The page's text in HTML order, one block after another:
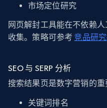
市场定位研究
网页解封工具能在不依赖
收集。策略可参考竞品研
SEO 与 SERP 分析
搜索结果页是数字营销的重
关键词排名